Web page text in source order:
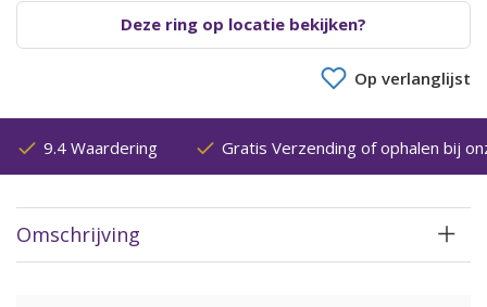
Deze ring op locatie bekijken?
Op verlanglijst
9.4 Waardering Gratis Verzending of ophalen bij
Omschrijving